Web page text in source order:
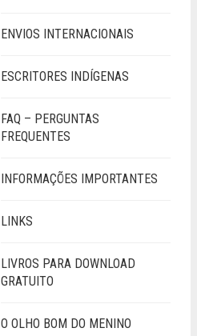
ENVIOS INTERNACIONAIS
ESCRITORES INDÍGENAS
FAQ – PERGUNTAS
FREQUENTES
INFORMAÇÕES IMPORTANTES
LINKS
LIVROS PARA DOWNLOAD
GRATUITO
O OLHO BOM DO MENINO